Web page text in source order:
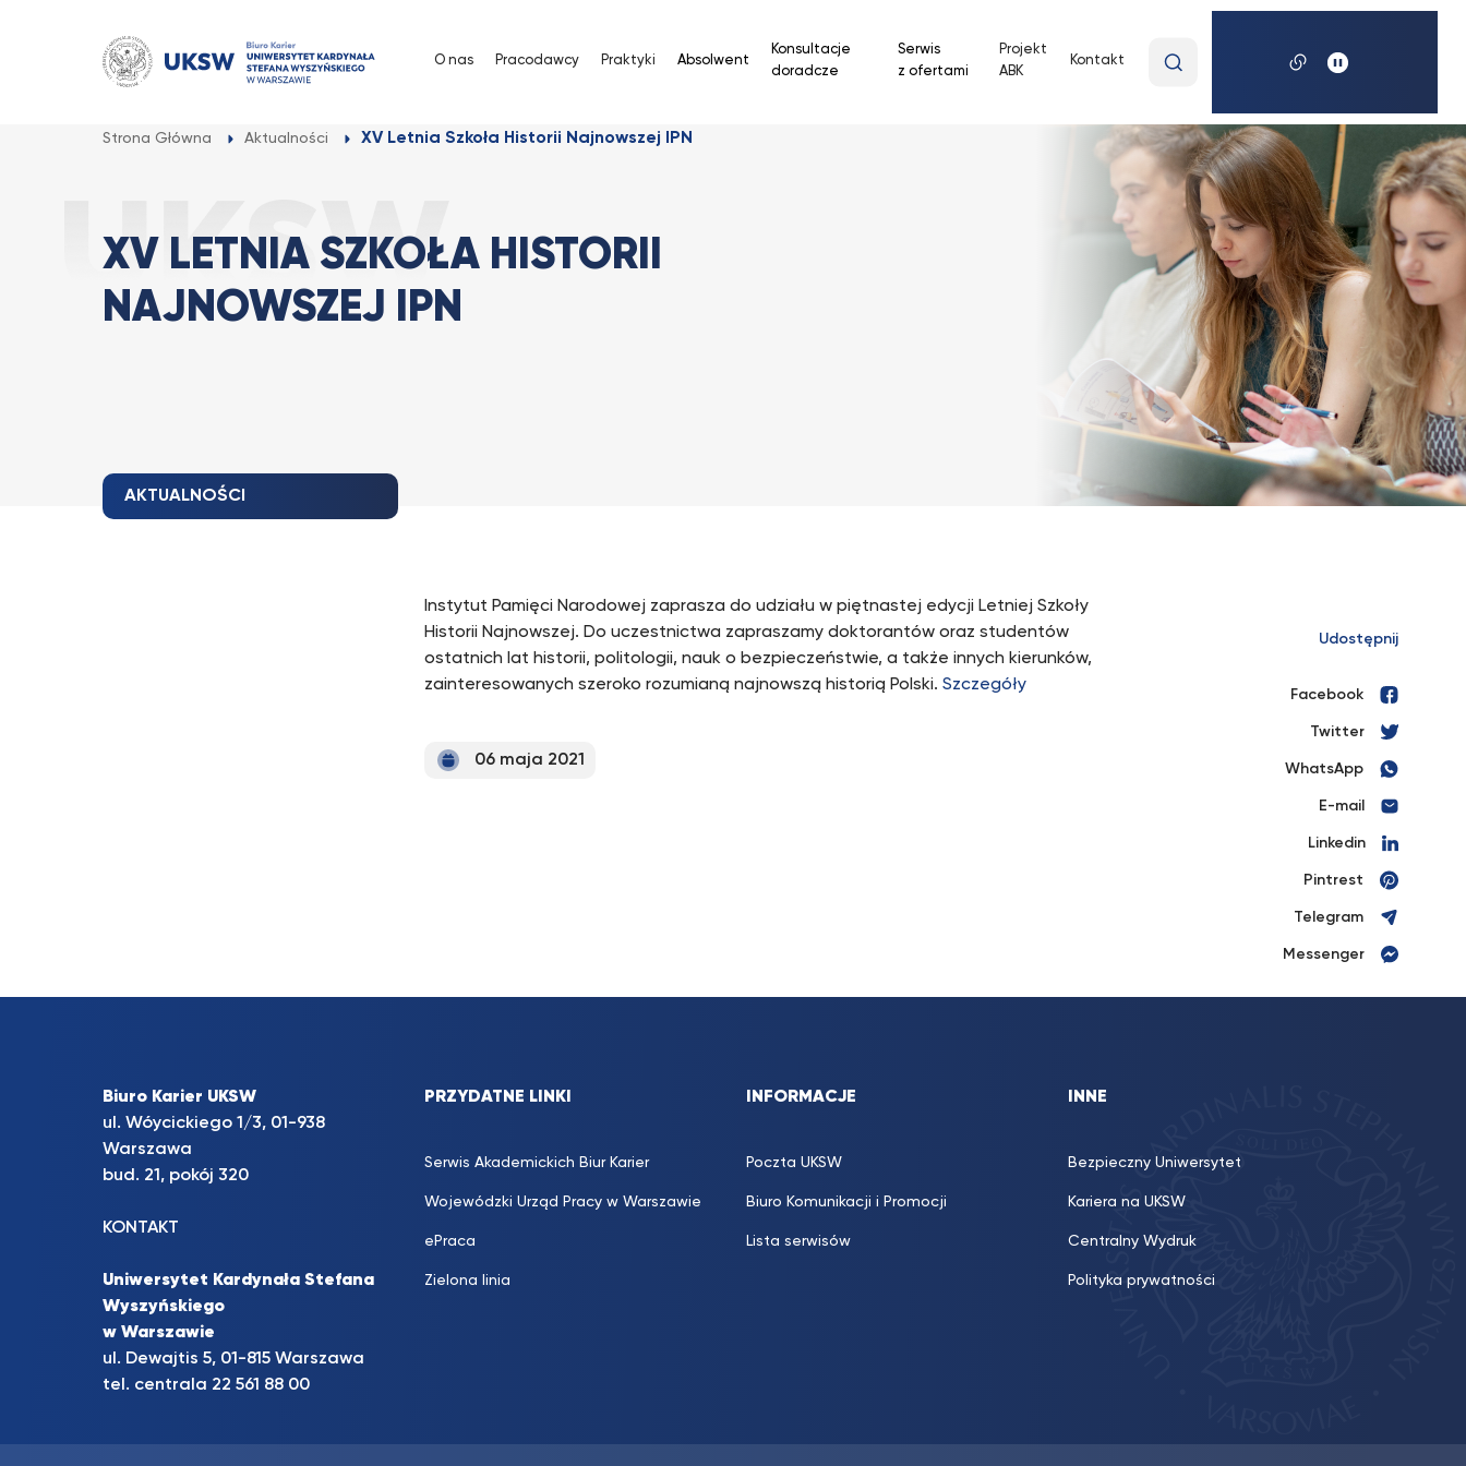
O nas Pracodawcy Praktyki Absolwent
Konsultacje
doradcze
Serwis
z ofertami
Projekt
ABK
Kontakt
wyszukiwaną
Strona Główna Aktualności XV Letnia Szkoła Historii Najnowszej IPN
XV LETNIA SZKOŁA HISTORII
NAJNOWSZEJ IPN
AKTUALNOŚCI
Instytut Pamięci Narodowej zaprasza do udziału w piętnastej edycji Letniej Szkoły
Historii Najnowszej. Do uczestnictwa zapraszamy doktorantów oraz studentów
ostatnich lat historii, politologii, nauk o bezpieczeństwie, a także innych kierunków,
zainteresowanych szeroko rozumianą najnowszą historią Polski. Szczegóły
06 maja 2021
Udostępnij
Facebook
Twitter
WhatsApp
E-mail
Linkedin
Pintrest
Telegram
Messenger
Biuro Karier UKSW
ul. Wóycickiego 1/3, 01-938
Warszawa
bud. 21, pokój 320
KONTAKT
Uniwersytet Kardynała Stefana
Wyszyńskiego
w Warszawie
ul. Dewajtis 5, 01-815 Warszawa
tel. centrala 22 561 88 00
PRZYDATNE LINKI
Serwis Akademickich Biur Karier
Wojewódzki Urząd Pracy w Warszawie
ePraca
Zielona linia
INFORMACJE
Poczta UKSW
Biuro Komunikacji i Promocji
Lista serwisów
INNE
Bezpieczny Uniwersytet
Kariera na UKSW
Centralny Wydruk
Polityka prywatności